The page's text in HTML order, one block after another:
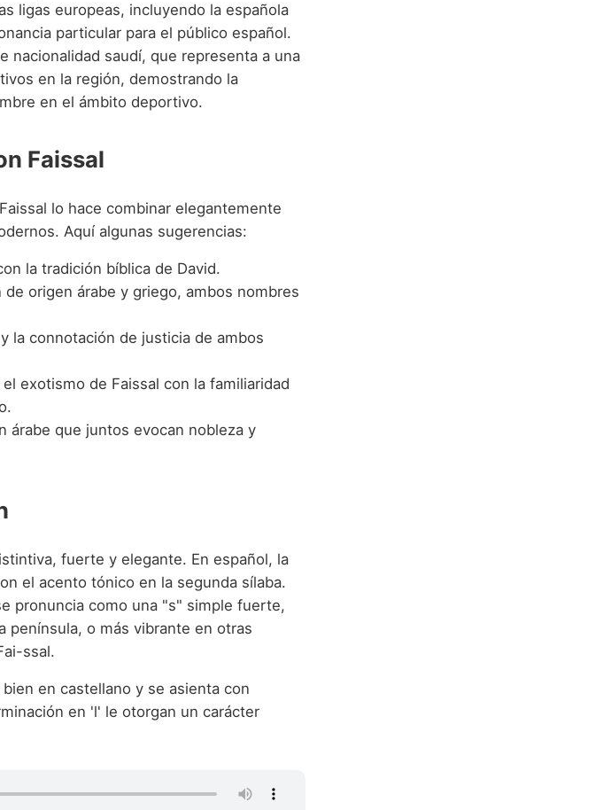
ligas europeas, incluyendo la española
particular para el público español.
nacionalidad saudí, que representa a una
en la región, demostrando la
en el ámbito deportivo.
Faissal
lo hace combinar elegantemente
Aquí algunas sugerencias:
la tradición bíblica de David.
de origen árabe y griego, ambos nombres
la connotación de justicia de ambos
exotismo de Faissal con la familiaridad
árabe que juntos evocan nobleza y
fuerte y elegante. En español, la
el acento tónico en la segunda sílaba.
pronuncia como una "s" simple fuerte,
península, o más vibrante en otras
ssal.
en castellano y se asienta con
en 'l' le otorgan un carácter